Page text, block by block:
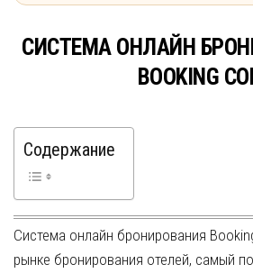
СИСТЕМА ОНЛАЙН
BOOKING
Содержание
Система онлайн бронирования
рынке бронирования отелей, самый